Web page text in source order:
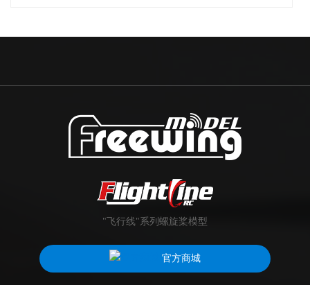
"飞行线"系列螺旋桨模型
官方商城